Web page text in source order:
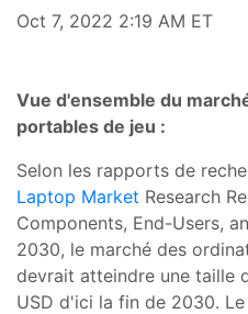
Oct 7, 2022 2:19 AM ET
Vue d'ensemble du
portables de jeu :
Selon les rapports de
Laptop Market Research
Components, End-Users,
2030, le marché des
devrait atteindre une taille
USD d'ici la fin de 2030.